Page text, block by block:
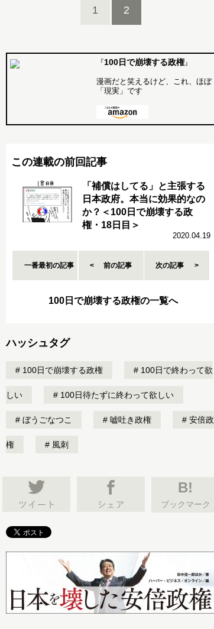
1 2
『100日で崩壊する政権』
漫画だと笑えるけど、これ、ほぼ
「現実」です
この連載の前回記事
「補償はしてる」と主張する
日本政府。本当に効果的なの
か？＜100日で崩壊する政
権・18日目＞
2020.04.19
一番最初の記事 前の記事 次の記事
100日で崩壊する政権の一覧へ
ハッシュタグ
100日で崩壊する政権 100日で終わって欲
しい 100日待たずに終わって欲しい
ぼうごなつこ 嘘吐き政権 安倍政
権 風刺
B!
ブックマーク